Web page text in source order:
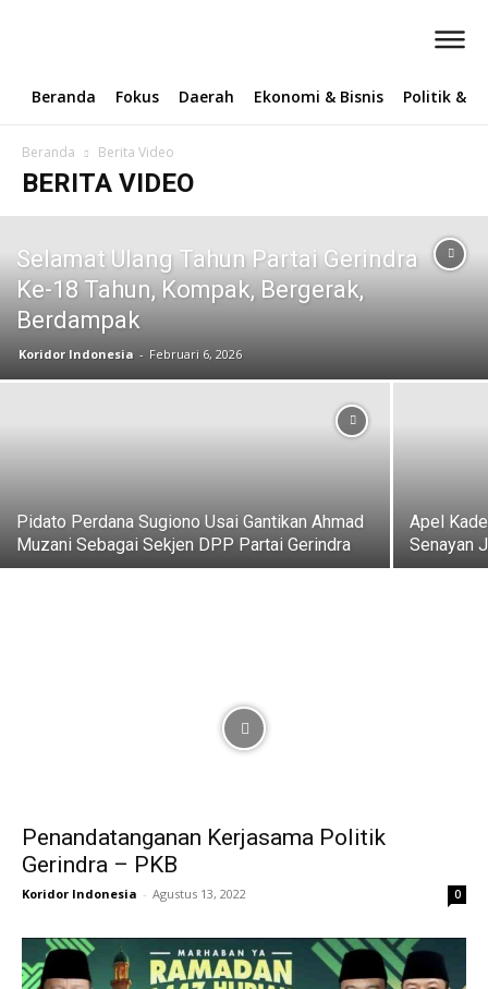
Beranda Fokus Daerah Ekonomi & Bisnis Politik &
Beranda Berita Video
BERITA VIDEO
Selamat Ulang Tahun Partai Gerindra
Ke-18 Tahun, Kompak, Bergerak,
Berdampak
Koridor Indonesia - Februari 6, 2026
Pidato Perdana Sugiono Usai Gantikan Ahmad
Muzani Sebagai Sekjen DPP Partai Gerindra
Apel
Senayan
Penandatanganan Kerjasama Politik
Gerindra – PKB
Koridor Indonesia - Agustus 13, 2022 0